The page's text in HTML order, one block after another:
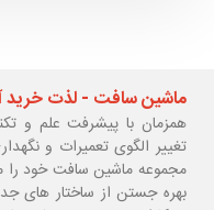
ماشین سافت - لذت خرید
همزمان با پیشرفت علم و
تغییر الگوی تعمیرات و
مجموعه ماشین سافت خود را
بهره جستن از ساختار های